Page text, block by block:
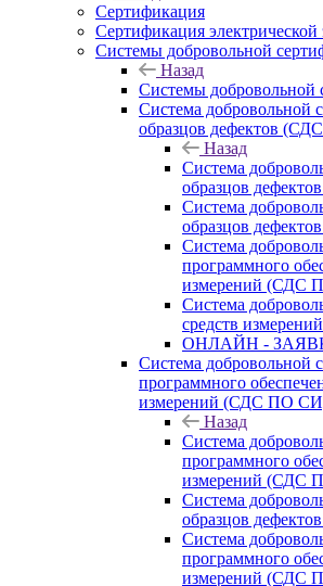
Сертификация
Сертификация электрической
Системы добровольной
Назад
Системы добровольной
Система добровольной
образцов дефектов
Назад
Система
образцов
Система
образцов
Система
программного
измерений (СДС
Система
средств
ОНЛАЙН -
Система добровольной
программного
измерений (СДС ПО
Назад
Система
программного
измерений (СДС
Система
образцов
Система
программного
измерений (СДС